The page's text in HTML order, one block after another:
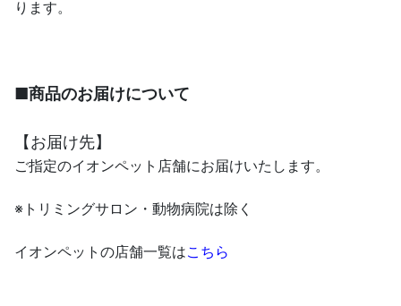
ります。
■商品のお届けについて
【お届け先】
ご指定のイオンペット店舗にお届けいたします。
※トリミングサロン・動物病院は除く
イオンペットの店舗一覧はこちら